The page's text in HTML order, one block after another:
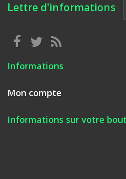
Lettre d'informations
Informations
Mon compte
Informations sur votre